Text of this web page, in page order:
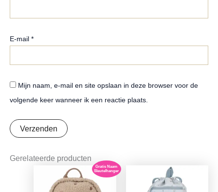
E-mail *
Mijn naam, e-mail en site opslaan in deze browser voor de
volgende keer wanneer ik een reactie plaats.
Gerelateerde producten
Gratis Naam
Sleutelhanger
Oorspronkelijke
prijs
was:
Huidige
prijs
is: